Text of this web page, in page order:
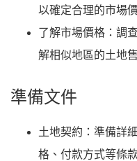
以確定合理的市場
了解市場價格 ：調
解相似地區的土地
準備文件
土地契約 ：準備詳
格、付款方式等條